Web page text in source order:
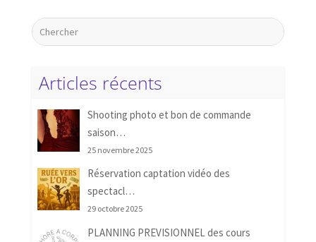
Articles récents
Shooting photo et bon de commande
saison…
25 novembre 2025
Réservation captation vidéo des
spectacl…
29 octobre 2025
PLANNING PREVISIONNEL des cours